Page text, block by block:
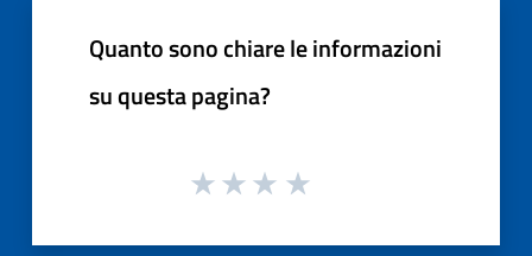
Quanto sono chiare le informazioni
su questa pagina?